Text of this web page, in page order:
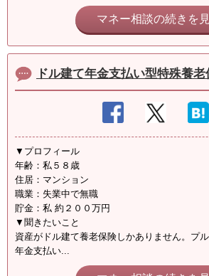
マネー相談の続きを
ドル建て年金支払い型特殊養
▼プロフィール
年齢：私５８歳
住居：マンション
職業：失業中で無職
貯金：私 約２００万円
▼聞きたいこと
資産がドル建て養老保険しかありません。プ
年金支払い...